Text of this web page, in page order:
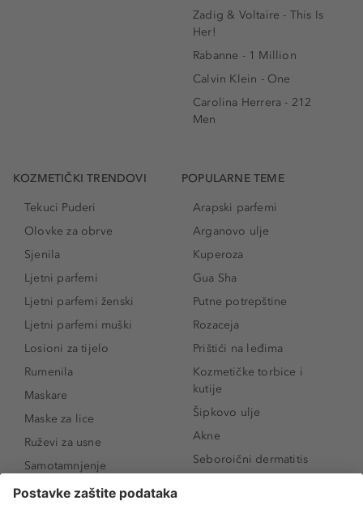
Zadig & Voltaire - This Is
Her!
Rabanne - 1 Million
Calvin Klein - One
Carolina Herrera - 212
Men
KOZMETIČKI TRENDOVI
Tekuci Puderi
Olovke za obrve
Sjenila
Ljetni parfemi
Ljetni parfemi ženski
Ljetni parfemi muški
Losioni za tijelo
Rumenila
Maskare
Maske za lice
Ruževi za usne
Samotamnjenje
Puderi
POPULARNE TEME
Arapski parfemi
Arganovo ulje
Kuperoza
Gua Sha
Putne potrepštine
Rozaceja
Prištići na leđima
Kozmetičke torbice i
kutije
Šipkovo ulje
Akne
Seboroični dermatitis